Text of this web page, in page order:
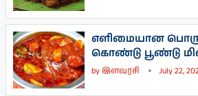
எளிமையான
கொண்டு பூண்டு
byஇளவரசி July 22,